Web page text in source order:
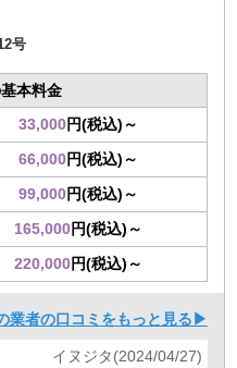
号
本料金
33,000円(税込)～
66,000円(税込)～
99,000円(税込)～
165,000円(税込)～
220,000円(税込)～
業者の口コミをもっと見る▶
イヌジタ(2024/04/27)